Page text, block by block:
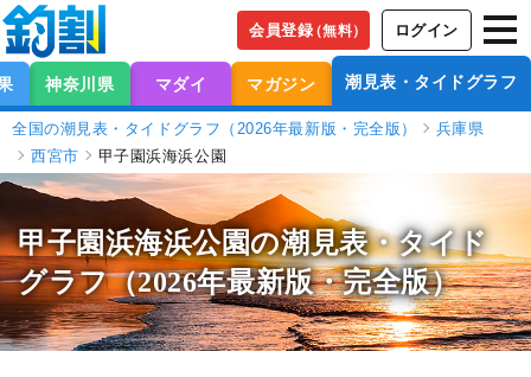
会員登録（無料） ログイン
神奈川県 マダイ マガジン 潮見表・タイドグラフ
全国の潮見表・タイドグラフ（2026年最新版・完全版）
兵庫県
西宮市
甲子園浜海浜公園
甲子園浜海浜公園の潮見表・タイド
グラフ（2026年最新版・完全版）